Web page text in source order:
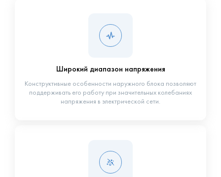
Широкий диапазон напряжения
Конструктивные особенности наружного блока позволяют
поддерживать его работу при значительных колебаниях
напряжения в электрической сети.